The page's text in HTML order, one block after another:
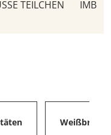
TEILCHEN
Weißbrote